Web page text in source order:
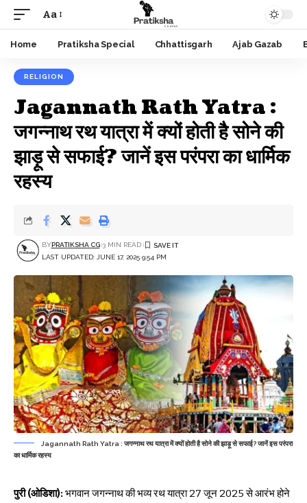
Font
Resizer
Aa
Home Pratiksha Special Chhattisgarh Ajab Gazab
RELIGION
Jagannath Rath Yatra :
जगन्नाथ रथ यात्रा में क्यों होती है सोने की
झाड़ू से सफाई? जानें इस परंपरा का धार्मिक
रहस्य
LAST UPDATED: JUNE 17, 2025 9:54 PM
BYPRATIKSHA CG 3 MIN READ
Jagannath Rath Yatra : जगन्नाथ रथ यात्रा में क्यों होती है सोने की झाड़ू से सफाई? जानें इस परंपरा
का धार्मिक रहस्य
पुरी (ओडिशा): भगवान जगन्नाथ की भव्य रथ यात्रा 27 जून 2025 से आरंभ होने